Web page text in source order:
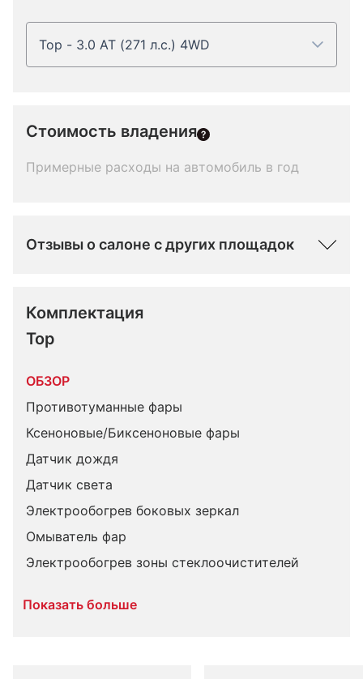
Top - 3.0 AT (271 л.с.) 4WD
Стоимость владения
Примерные расходы на автомобиль в год
Отзывы о салоне с других площадок
Комплектация
Top
ОБЗОР
Противотуманные фары
Ксеноновые/Биксеноновые фары
Датчик дождя
Датчик света
Электрообогрев боковых зеркал
Омыватель фар
Электрообогрев зоны стеклоочистителей
Показать больше